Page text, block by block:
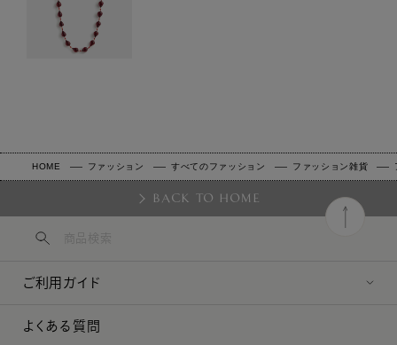
HOME ファッション すべてのファッション ファッション雑貨
BACK TO HOME
ご利用ガイド
よくある質問